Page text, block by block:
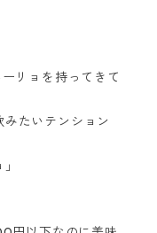
リョを持ってきて
たいテンション